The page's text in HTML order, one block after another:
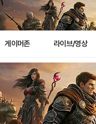
게이머존 라이브/영상